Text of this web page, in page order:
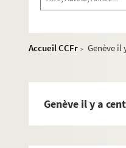
Accueil CCFr > Genève il
Genève il y a
MS 1384.